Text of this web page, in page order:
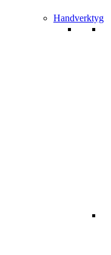
Handverktyg